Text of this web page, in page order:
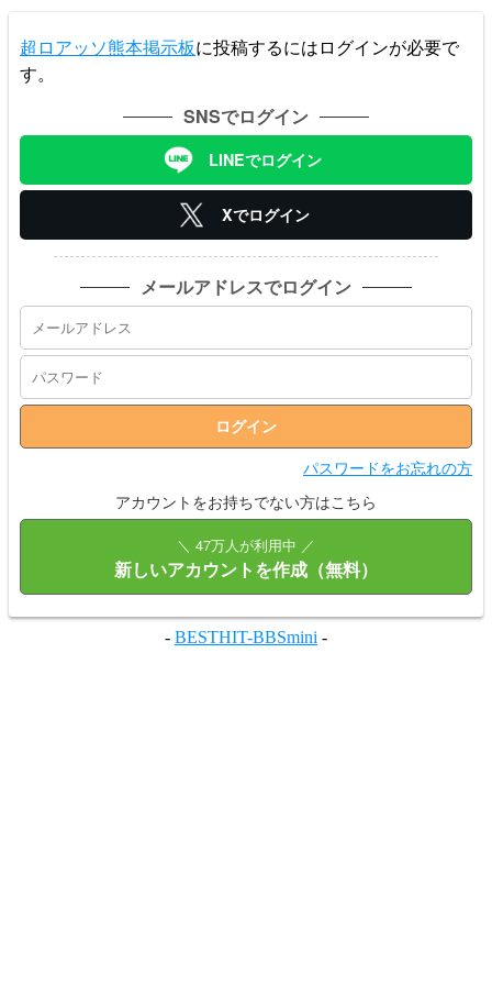
超ロアッソ熊本掲示板に投稿するにはログインが必要で
す。
SNSでログイン
LINEでログイン
Xでログイン
メールアドレスでログイン
パスワードをお忘れの方
アカウントをお持ちでない方はこちら
＼ 47万人が利用中 ／
新しいアカウントを作成（無料）
- BESTHIT-BBSmini -